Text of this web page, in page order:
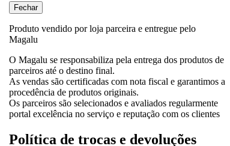
Fechar
Produto vendido por loja parceira e entregue pelo
Magalu
O Magalu se responsabiliza pela entrega dos produtos de
parceiros até o destino final.
As vendas são certificadas com nota fiscal e garantimos a
procedência de produtos originais.
Os parceiros são selecionados e avaliados regularmente
portal excelência no serviço e reputação com os clientes
Política de trocas e devoluções